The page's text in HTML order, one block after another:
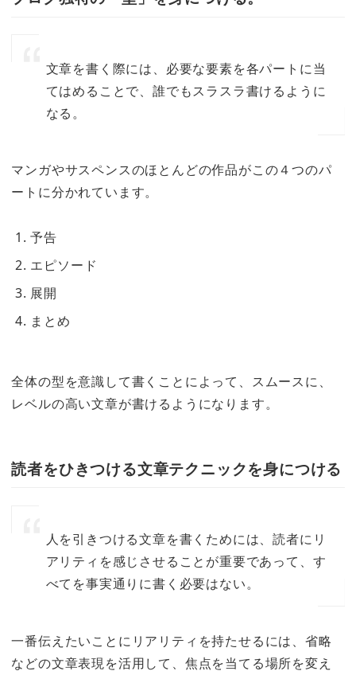
文章を書く際には、必要な要素を各パートに当
てはめることで、誰でもスラスラ書けるように
なる。
マンガやサスペンスのほとんどの作品がこの４つのパ
ートに分かれています。
予告
エピソード
展開
まとめ
全体の型を意識して書くことによって、スムースに、
レベルの高い文章が書けるようになります。
読者をひきつける文章テクニックを身につける
人を引きつける文章を書くためには、読者にリ
アリティを感じさせることが重要であって、す
べてを事実通りに書く必要はない。
一番伝えたいことにリアリティを持たせるには、省略
などの文章表現を活用して、焦点を当てる場所を変え